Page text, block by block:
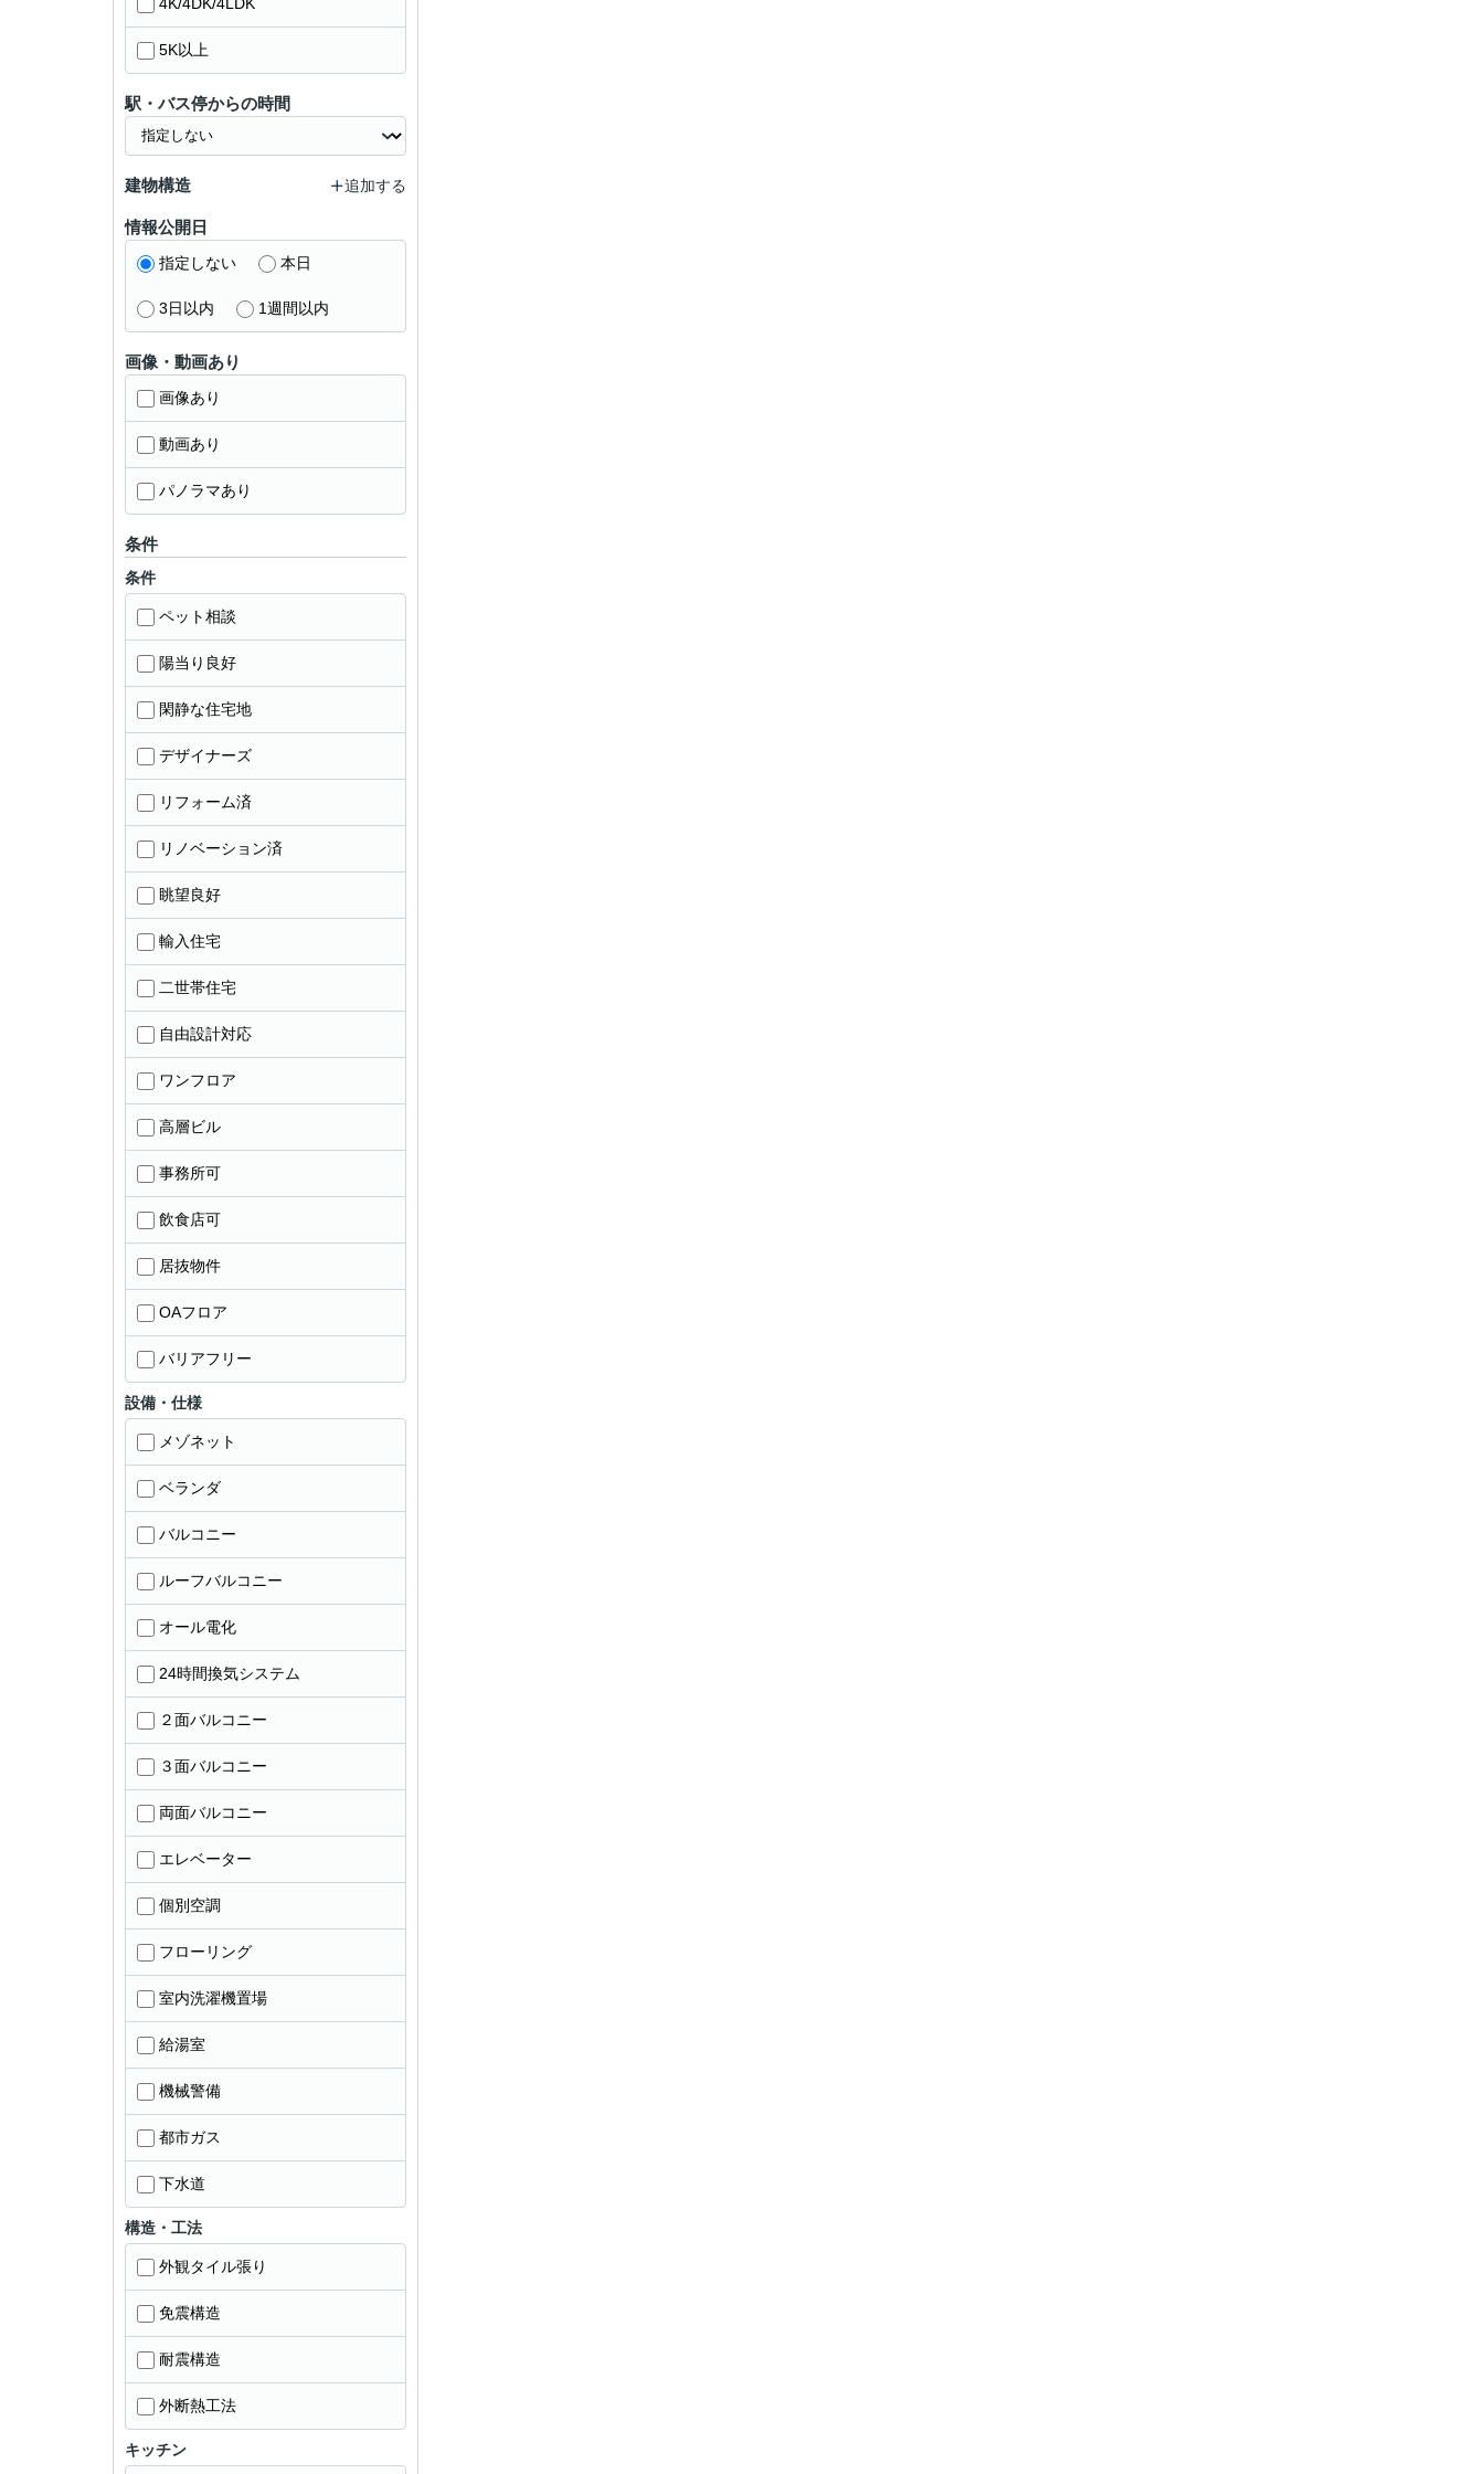
5K以上
駅・バス停からの時間
建物構造 追加する
情報公開日
指定しない 本日
3日以内 1週間以内
画像・動画あり
画像あり
動画あり
パノラマあり
条件
条件
ペット相談
陽当り良好
閑静な住宅地
デザイナーズ
リフォーム済
リノベーション済
眺望良好
輸入住宅
二世帯住宅
自由設計対応
ワンフロア
高層ビル
事務所可
飲食店可
居抜物件
OAフロア
バリアフリー
設備・仕様
メゾネット
ベランダ
バルコニー
ルーフバルコニー
オール電化
24時間換気システム
２面バルコニー
３面バルコニー
両面バルコニー
エレベーター
個別空調
フローリング
室内洗濯機置場
給湯室
機械警備
都市ガス
下水道
構造・工法
外観タイル張り
免震構造
耐震構造
外断熱工法
キッチン